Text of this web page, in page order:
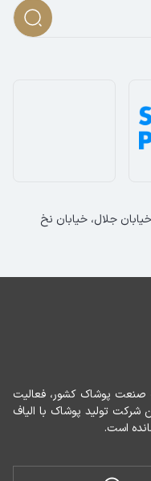
است.
خیابان جلال، خیابان نخ